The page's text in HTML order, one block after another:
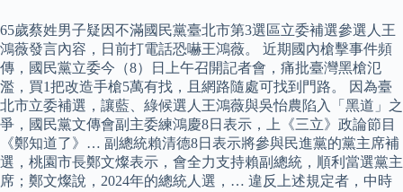
65歲蔡姓男子疑因不滿國民黨臺北市第3選區立委補選參選人王
鴻薇發言內容，日前打電話恐嚇王鴻薇。 近期國內槍擊事件頻
傳，國民黨立委今（8）日上午召開記者會，痛批臺灣黑槍氾
濫，買1把改造手槍5萬有找，且網路隨處可找到門路。 因為臺
北市立委補選，讓藍、綠候選人王鴻薇與吳怡農陷入「黑道」之
爭，國民黨文傳會副主委練鴻慶8日表示，上《三立》政論節目
《鄭知道了》… 副總統賴清德8日表示將參與民進黨的黨主席補
選，桃園市長鄭文燦表示，會全力支持賴副總統，順利當選黨主
席；鄭文燦說，2024年的總統人選，… 違反上述規定者，中時